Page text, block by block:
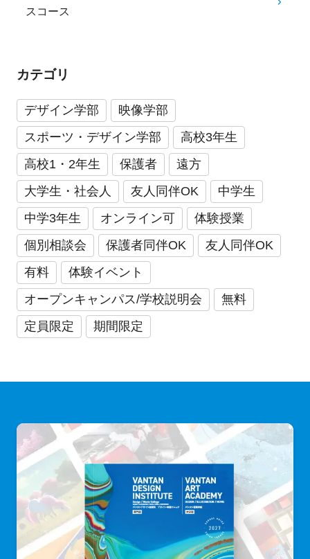
スコース
カテゴリ
デザイン学部
映像学部
スポーツ・デザイン学部
高校3年生
高校1・2年生
保護者
遠方
大学生・社会人
友人同伴OK
中学生
中学3年生
オンライン可
体験授業
個別相談会
保護者同伴OK
友人同伴OK
有料
体験イベント
オープンキャンパス/学校説明会
無料
定員限定
期間限定